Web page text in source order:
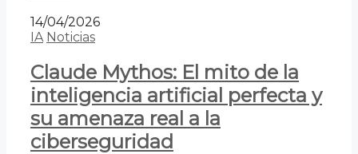
14/04/2026
IA Noticias
Claude Mythos: El mito de la
inteligencia artificial perfecta y
su amenaza real a la
ciberseguridad